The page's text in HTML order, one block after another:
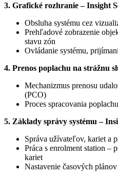
3. Grafické rozhranie – Insight
Obsluha systému cez
Prehľadové zobrazenie
stavu zón
Ovládanie systému,
4. Prenos poplachu na strážnu
Mechanizmus prenosu
(PCO)
Proces spracovania
5. Základy správy systému –
Správa užívateľov, kariet a
Práca s enrolment station –
kariet
Nastavenie časových plánov